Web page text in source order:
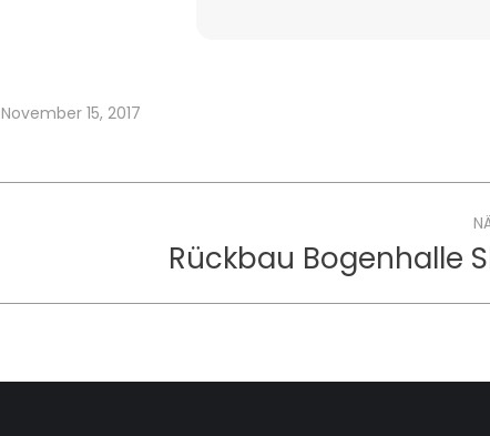
November 15, 2017
Rückbau Bogenhalle